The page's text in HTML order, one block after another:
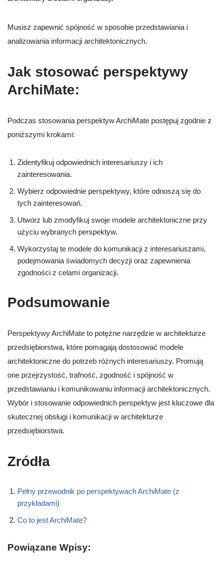
Musisz zapewnić spójność w sposobie przedstawiania i
analizowania informacji architektonicznych.
Jak stosować perspektywy
ArchiMate:
Podczas stosowania perspektyw ArchiMate postępuj zgodnie z
poniższymi krokami:
Zidentyfikuj odpowiednich interesariuszy i ich
zainteresowania.
Wybierz odpowiednie perspektywy, które odnoszą się do
tych zainteresowań.
Utwórz lub zmodyfikuj swoje modele architektoniczne przy
użyciu wybranych perspektyw.
Wykorzystaj te modele do komunikacji z interesariuszami,
podejmowania świadomych decyzji oraz zapewnienia
zgodności z celami organizacji.
Podsumowanie
Perspektywy ArchiMate to potężne narzędzie w architekturze
przedsiębiorstwa, które pomagają dostosować modele
architektoniczne do potrzeb różnych interesariuszy. Promują
one przejrzystość, trafność, zgodność i spójność w
przedstawianiu i komunikowaniu informacji architektonicznych.
Wybór i stosowanie odpowiednich perspektyw jest kluczowe dla
skutecznej obsługi i komunikacji w architekturze
przedsiębiorstwa.
Zródła
Pełny przewodnik po perspektywach ArchiMate (z
przykładami)
Co to jest ArchiMate?
Powiązane Wpisy: